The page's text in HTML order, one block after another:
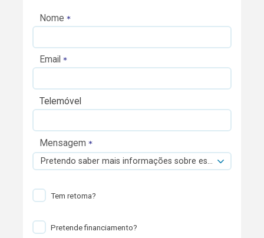
Nome
Email
Telemóvel
Mensagem
Pretendo saber mais informações sobre esta viatura.
Tem retoma?
Pretende financiamento?